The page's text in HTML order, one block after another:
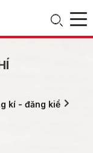
kí - đăng kiểm